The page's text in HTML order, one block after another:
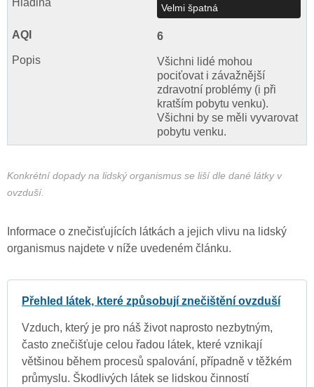
Velmi špatná
6
Všichni lidé mohou
pociťovat i závažnější
zdravotní problémy (i při
kratším pobytu venku).
Všichni by se měli vyvarovat
pobytu venku.
Konkrétní dopady na lidský organismus se liší dle dané látky v
ovzduší.
Informace o znečisťujících látkách a jejich vlivu na lidský
organismus najdete v níže uvedeném článku.
Přehled látek, které způsobují znečištění ovzduší
Vzduch, který je pro náš život naprosto nezbytným,
často znečišťuje celou řadou látek, které vznikají
většinou během procesů spalování, případně v těžkém
průmyslu. Škodlivých látek se lidskou činností